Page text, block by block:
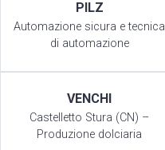
PILZ
Automazione sicura e tecnica
di automazione
VENCHI
Castelletto Stura (CN) –
Produzione dolciaria